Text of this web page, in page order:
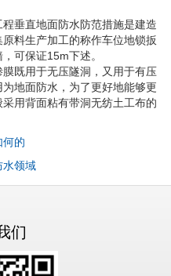
垂直地面防水防范措施是建造
料生产加工的称作车位地锁扳
可保证15m下述。
既用于无压隧洞，又用于有压
地面防水，为了更好地能够更
用背面粘有带洞无纺土工布的
何的
水领域
们